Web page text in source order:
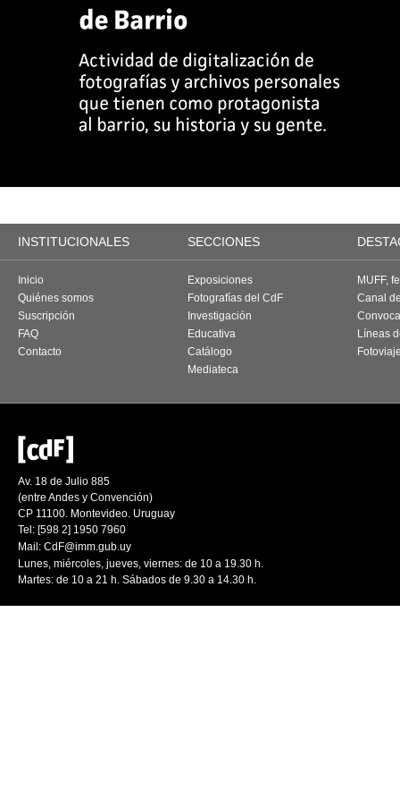
INSTITUCIONALES SECCIONES
Inicio
Quiénes somos
Suscripción
FAQ
Contacto
Exposiciones
Fotografías del CdF
Investigación
Educativa
Catálogo
Mediateca
MUFF,
Canal
Líneas
Av. 18 de Julio 885
(entre Andes y Convención)
CP 11100. Montevideo. Uruguay
Tel: [598 2] 1950 7960
Mail: CdF@imm.gub.uy
Lunes, miércoles, jueves, viernes: de 10 a 19.30 h.
Martes: de 10 a 21 h. Sábados de 9.30 a 14.30 h.